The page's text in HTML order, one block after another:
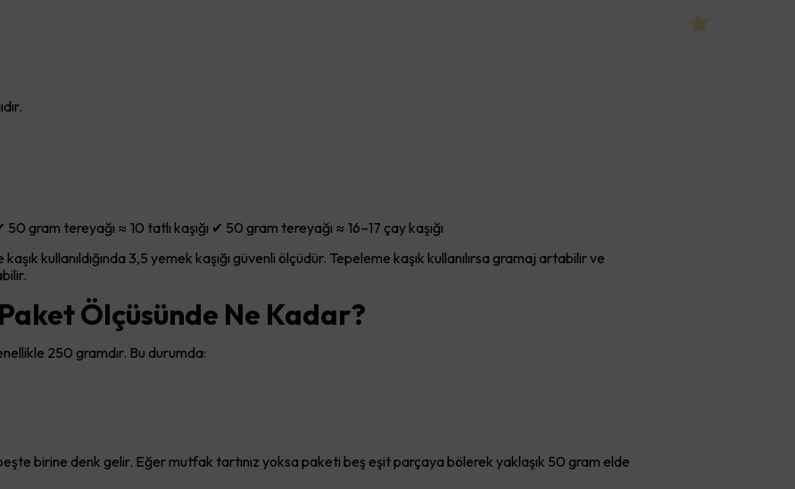
gram tereyağı ≈ 10 tatlı kaşığı ✔ 50 gram tereyağı ≈ 16–17 çay kaşığı
kullanıldığında 3,5 yemek kaşığı güvenli ölçüdür. Tepeleme kaşık kullanılırsa gramaj artabilir ve
Ölçüsünde Ne Kadar?
250 gramdır. Bu durumda:
birine denk gelir. Eğer mutfak tartınız yoksa paketi beş eşit parçaya bölerek yaklaşık 50 gram elde